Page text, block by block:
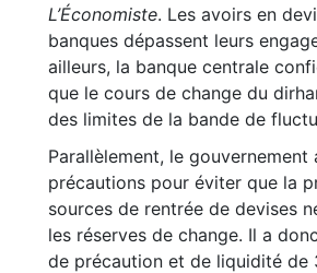
L’Économiste. Les avoirs en
banques dépassent leurs
ailleurs, la banque centrale
que le cours de change du
des limites de la bande de
Parallèlement, le gouvernement
précautions pour éviter que la
sources de rentrée de devises
les réserves de change. Il a
de précaution et de liquidité de